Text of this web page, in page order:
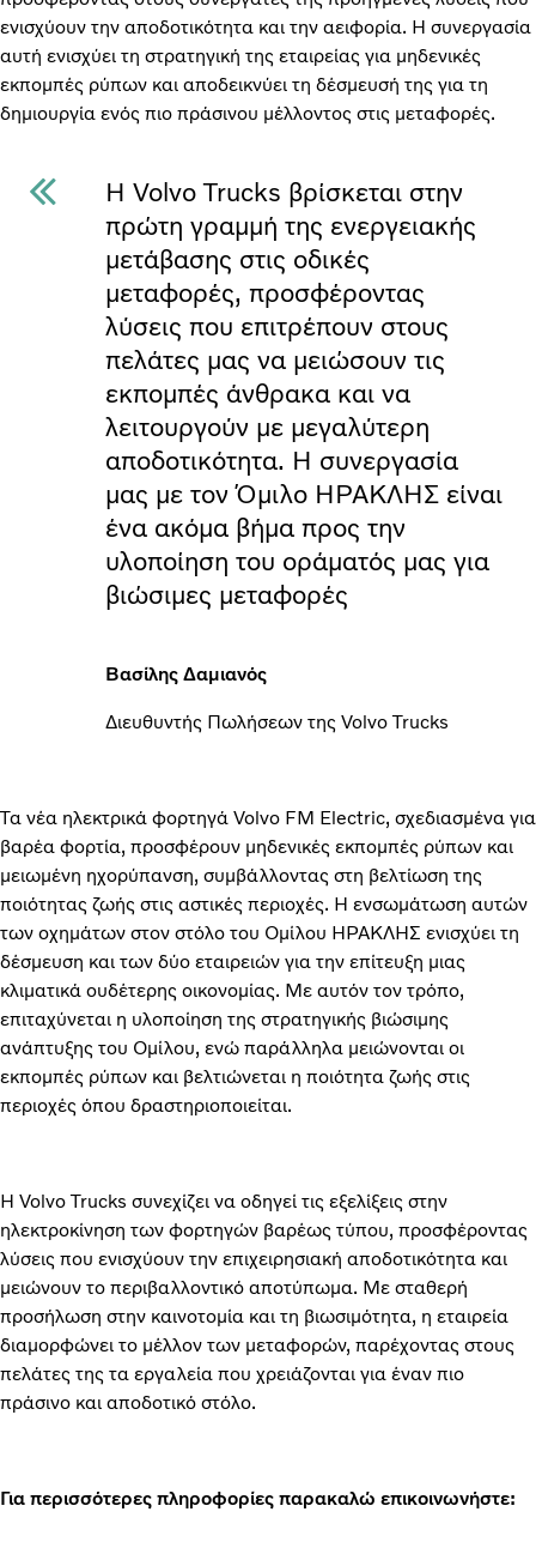
ενισχύουν την αποδοτικότητα και την αειφορία. Η συνεργασία
αυτή ενισχύει τη στρατηγική της εταιρείας για μηδενικές
εκπομπές ρύπων και αποδεικνύει τη δέσμευσή της για τη
δημιουργία ενός πιο πράσινου μέλλοντος στις μεταφορές.
Η Volvo Trucks βρίσκεται στην
πρώτη γραμμή της ενεργειακής
μετάβασης στις οδικές
μεταφορές, προσφέροντας
λύσεις που επιτρέπουν στους
πελάτες μας να μειώσουν τις
εκπομπές άνθρακα και να
λειτουργούν με μεγαλύτερη
αποδοτικότητα. Η συνεργασία
μας με τον Όμιλο ΗΡΑΚΛΗΣ είναι
ένα ακόμα βήμα προς την
υλοποίηση του οράματός μας για
βιώσιμες μεταφορές
Βασίλης Δαμιανός
Διευθυντής Πωλήσεων της Volvo Trucks
Τα νέα ηλεκτρικά φορτηγά Volvo FM Electric, σχεδιασμένα για
βαρέα φορτία, προσφέρουν μηδενικές εκπομπές ρύπων και
μειωμένη ηχορύπανση, συμβάλλοντας στη βελτίωση της
ποιότητας ζωής στις αστικές περιοχές. Η ενσωμάτωση αυτών
των οχημάτων στον στόλο του Ομίλου ΗΡΑΚΛΗΣ ενισχύει τη
δέσμευση και των δύο εταιρειών για την επίτευξη μιας
κλιματικά ουδέτερης οικονομίας. Με αυτόν τον τρόπο,
επιταχύνεται η υλοποίηση της στρατηγικής βιώσιμης
ανάπτυξης του Ομίλου, ενώ παράλληλα μειώνονται οι
εκπομπές ρύπων και βελτιώνεται η ποιότητα ζωής στις
περιοχές όπου δραστηριοποιείται.
Η Volvo Trucks συνεχίζει να οδηγεί τις εξελίξεις στην
ηλεκτροκίνηση των φορτηγών βαρέως τύπου, προσφέροντας
λύσεις που ενισχύουν την επιχειρησιακή αποδοτικότητα και
μειώνουν το περιβαλλοντικό αποτύπωμα. Με σταθερή
προσήλωση στην καινοτομία και τη βιωσιμότητα, η εταιρεία
διαμορφώνει το μέλλον των μεταφορών, παρέχοντας στους
πελάτες της τα εργαλεία που χρειάζονται για έναν πιο
πράσινο και αποδοτικό στόλο.
Για περισσότερες πληροφορίες παρακαλώ επικοινωνήστε: